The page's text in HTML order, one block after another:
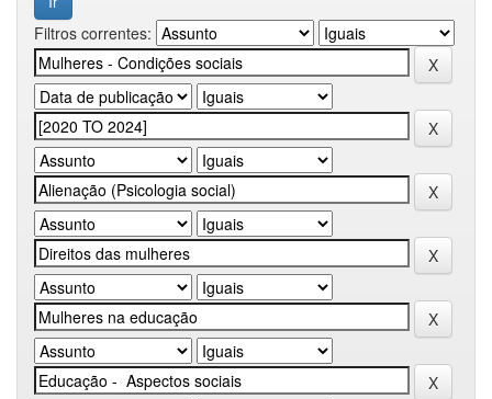
Filtros correntes: